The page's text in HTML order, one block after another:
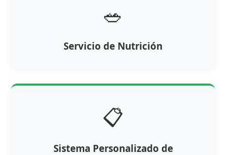
🥗
Servicio de Nutrición
📋
Sistema Personalizado de